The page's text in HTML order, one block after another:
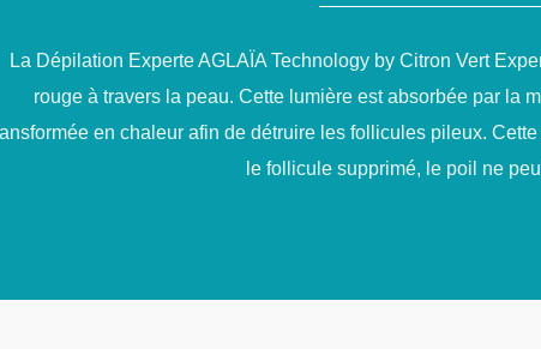
La Dépilation Experte AGLAÏA Technology by Citron Vert
rouge à travers la peau. Cette lumière est absorbée par la
en chaleur afin de détruire les follicules pileux.
le follicule supprimé, le poil ne